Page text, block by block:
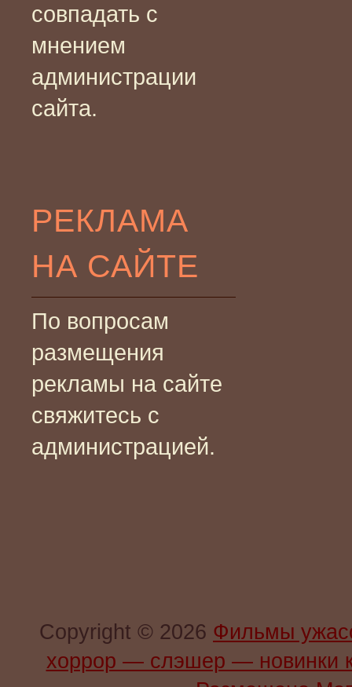
совпадать с
мнением
администрации
сайта.
РЕКЛАМА
НА САЙТЕ
По вопросам
размещения
рекламы на сайте
свяжитесь с
администрацией.
Copyright © 2026 Фильмы
хоррор — слэшер —